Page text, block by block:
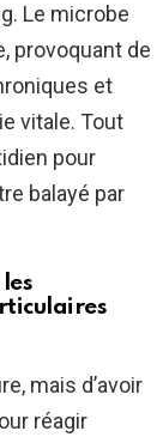
Le microbe
provoquant de
et
vitale. Tout
pour
balayé par
mais d’avoir
réagir